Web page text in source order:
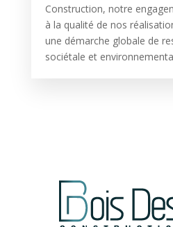
Construction, notre
à la qualité de nos
une démarche globale de
sociétale et